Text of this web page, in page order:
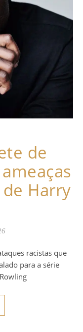
de
Harry
para a série